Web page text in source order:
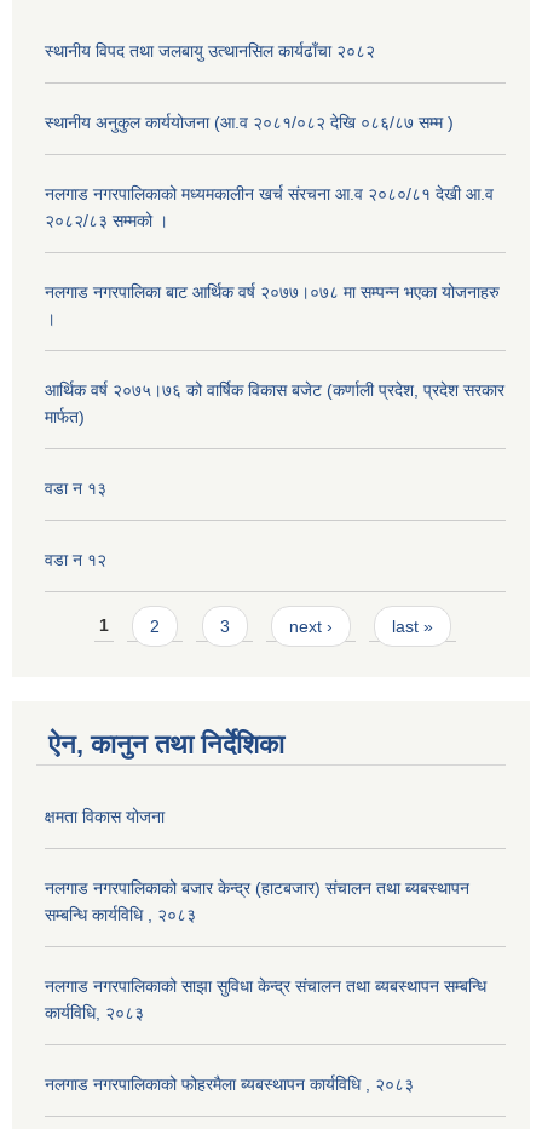
स्थानीय विपद तथा जलबायु उत्थानसिल कार्यढाँचा २०८२
स्थानीय अनुकुल कार्ययोजना (आ.व २०८१/०८२ देखि ०८६/८७ सम्म )
नलगाड नगरपालिकाको मध्यमकालीन खर्च संरचना आ.व २०८०/८१ देखी आ.व
२०८२/८३ सम्मको ।
नलगाड नगरपालिका बाट आर्थिक वर्ष २०७७।०७८ मा सम्पन्न भएका योजनाहरु
।
आर्थिक वर्ष २०७५।७६ को वार्षिक विकास बजेट (कर्णाली प्रदेश, प्रदेश सरकार
मार्फत)
वडा न १३
वडा न १२
Pages
1 2 3 next › last »
ऐन, कानुन तथा निर्देशिका
क्षमता विकास योजना
नलगाड नगरपालिकाको बजार केन्द्र (हाटबजार) संचालन तथा ब्यबस्थापन
सम्बन्धि कार्यविधि , २०८३
नलगाड नगरपालिकाको साझा सुविधा केन्द्र संचालन तथा ब्यबस्थापन सम्बन्धि
कार्यविधि, २०८३
नलगाड नगरपालिकाको फोहरमैला ब्यबस्थापन कार्यविधि , २०८३